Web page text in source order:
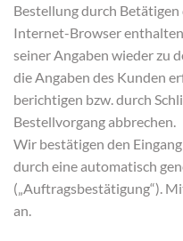
Bestellung durch
Internet-Browser
seiner Angaben wieder zu
die Angaben des Kunden
berichtigen bzw. durch
Bestellvorgang abbrechen.
Wir bestätigen den
durch eine automatisch
(„Auftragsbestätigung“).
an.